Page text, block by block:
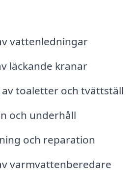
vattenledningar
läckande kranar
toaletter och tvättställ
och underhåll
och reparation
varmvattenberedare